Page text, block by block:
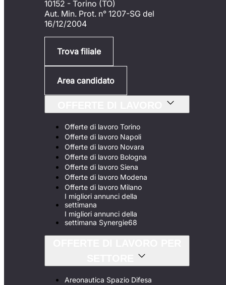
10152 - Torino (TO)
Aut. Min. Prot. n° 1207-SG del
16/12/2004
Trova filiale
Area candidato
Offerte di lavoro Torino
Offerte di lavoro Napoli
Offerte di lavoro Novara
Offerte di lavoro Bologna
Offerte di lavoro Siena
Offerte di lavoro Modena
Offerte di lavoro Milano
I migliori annunci della
settimana
I migliori annunci della
settimana Synergie68
Areonautica Spazio Difesa